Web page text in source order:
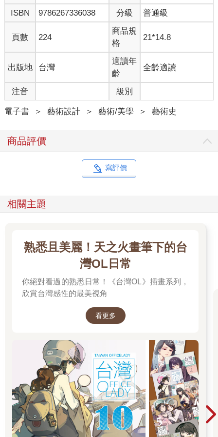
ISBN 9786267336038 分級 普通級
頁數 224
商品規
格
21*14.8
出版地 台灣
適讀年
齡
全齡適讀
注音 級別
電子書 ＞ 藝術設計 ＞ 藝術/美學 ＞ 藝術史
商品評價
寫評價
相關主題
熟悉且美麗！天之火畫筆下的台
灣OL日常
你絕對看過的熟悉日常！《台灣OL》插畫系列，
欣賞台灣感性的最美視角
看更多